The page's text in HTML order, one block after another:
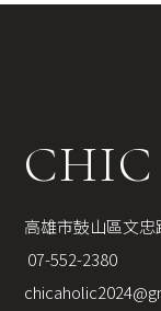
高雄市鼓山區文忠
07-552-2380